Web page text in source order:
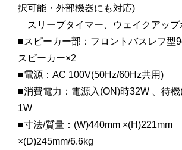
択可能・外部機器にも対応)
スリープタイマー、ウェイクアップ
■スピーカー部：フロントバスレフ型
スピーカー×2
■電源：AC 100V(50Hz/60Hz共用)
■消費電力：電源入(ON)時32W 、待
1W
■寸法/質量：(W)440mm ×(H)221mm
×(D)245mm/6.6kg